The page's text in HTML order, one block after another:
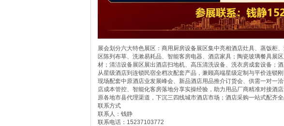
展会划分六大特色展区：商用厨房设备展区集中亮相酒店灶具、蒸饭柜
区陈列布草、洗漱易耗品、智能客房电器、酒店家具；陶瓷玻璃餐具展
材；清洁设备展区展出酒店扫地机、高压清洗设备、洗衣房成套设备；
从星级酒店到连锁民宿全档次配套产品，兼顾高端星级定制与平价连锁刚
现场配套中原酒店业发展峰会、新品酒店用品推介订货会、供需一对一
店成本管控、智能化客房落地分享实操经验，助力用品厂商精准对接酒
原各地市县代理渠道，下沉三四线城市酒店市场；酒店采购一站式配齐
联系方式
联系人：钱静
联系电话：15237103772